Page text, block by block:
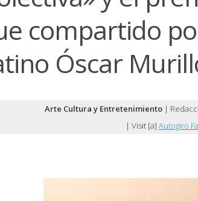
compartido
Óscar
Arte Cultura y Entretenimiento|
| Visit [a] Autogiro